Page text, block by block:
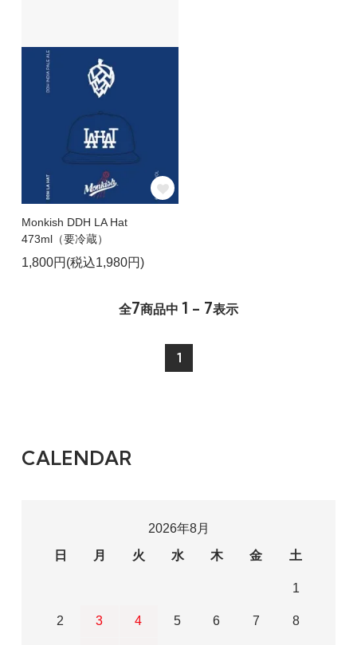
Monkish DDH LA Hat
473ml（要冷蔵）
1,800円(税込1,980円)
全7商品中 1 - 7表示
1
CALENDAR
2026年8月
日
月 火 水 木 金 土
1
2 3 4 5 6 7 8